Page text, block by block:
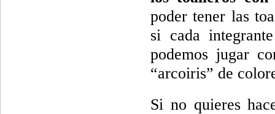
poder tener las
si cada
podemos jugar
“arcoiris” de
Si no quieres